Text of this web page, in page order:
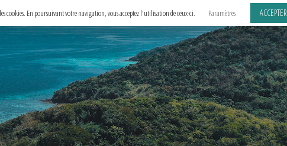
cookies. En poursuivant votre navigation, vous acceptez l'utilisation de ceux-ci. Paramètres ACCEPTER